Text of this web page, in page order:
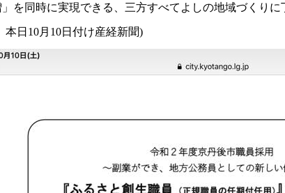
を同時に実現できる、三方すべてよしの地域づくりに
本日10月10日付け産経新聞)